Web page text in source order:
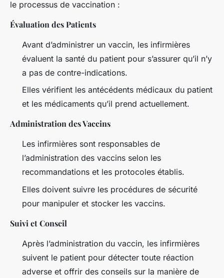
le processus de vaccination :
Évaluation des Patients
Avant d’administrer un vaccin, les infirmières
évaluent la santé du patient pour s’assurer qu’il n’y
a pas de contre-indications.
Elles vérifient les antécédents médicaux du patient
et les médicaments qu’il prend actuellement.
Administration des Vaccins
Les infirmières sont responsables de
l’administration des vaccins selon les
recommandations et les protocoles établis.
Elles doivent suivre les procédures de sécurité
pour manipuler et stocker les vaccins.
Suivi et Conseil
Après l’administration du vaccin, les infirmières
suivent le patient pour détecter toute réaction
adverse et offrir des conseils sur la manière de